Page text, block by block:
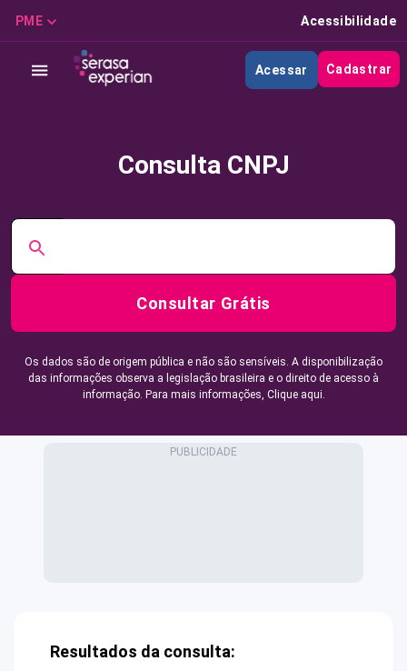
PME Acessibilidade
Acessar Cadastrar
Consulta CNPJ
Consultar Grátis
Os dados são de origem pública e não são sensíveis. A disponibilização
das informações observa a legislação brasileira e o direito de acesso à
informação. Para mais informações, Clique aqui.
Resultados da consulta: